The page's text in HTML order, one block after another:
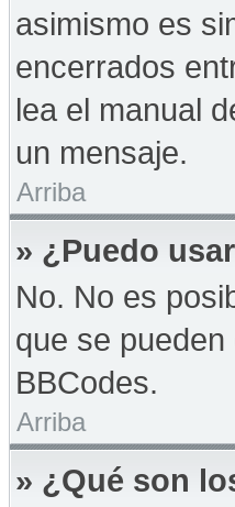
asimismo es
encerrados
lea el manual
un mensaje.
Arriba
» ¿Puedo
No. No es
que se
BBCodes.
Arriba
» ¿Qué son